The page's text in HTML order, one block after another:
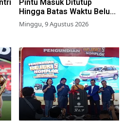
Hingga Batas Waktu Belum
Ditentukan
Minggu, 9 Agustus 2026